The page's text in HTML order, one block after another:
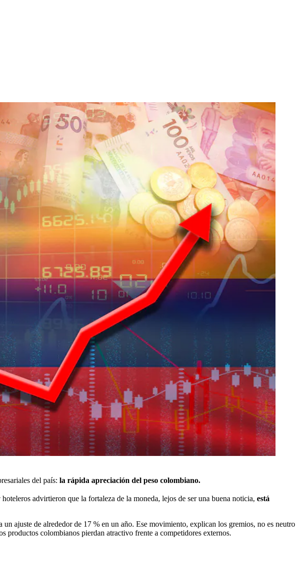
del país: la rápida apreciación del peso colombiano.
advirtieron que la fortaleza de la moneda, lejos de ser una buena noticia, está
un ajuste de alrededor de 17 % en un año. Ese movimiento, explican los gremios, no es neutro
productos colombianos pierdan atractivo frente a competidores externos.